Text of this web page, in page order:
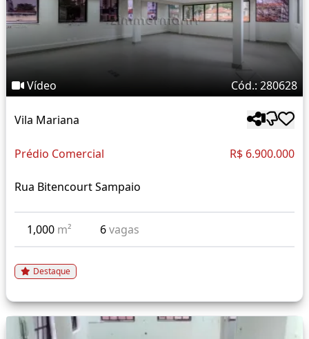
Vídeo Cód.: 280628
Vila Mariana
Prédio Comercial R$ 6.900.000
Rua Bitencourt Sampaio
1,000 m² 6vagas
Destaque